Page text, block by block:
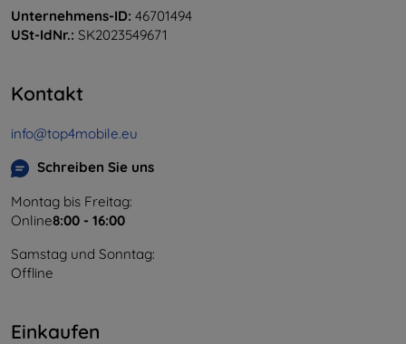
Unternehmens-ID: 46701494
USt-IdNr.: SK2023549671
Kontakt
info@top4mobile.eu
Schreiben Sie uns
Montag bis Freitag:
Online8:00 - 16:00
Samstag und Sonntag:
Offline
Einkaufen